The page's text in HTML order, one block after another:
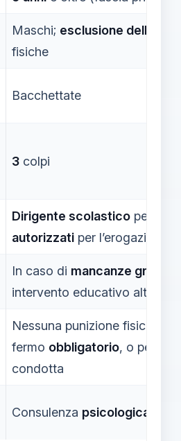
Maschi; esclusione delle
fisiche
Bacchettate
3 colpi
Dirigente scolastico per
autorizzati per l’erogazione
In caso di mancanze
intervento educativo
Nessuna punizione fisica;
fermo obbligatorio, o
condotta
Consulenza psicologica